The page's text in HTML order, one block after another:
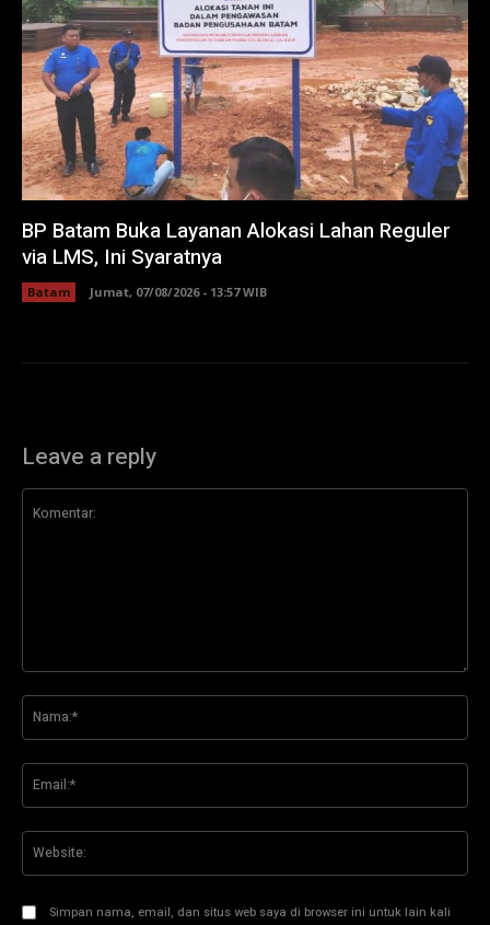
BP Batam Buka Layanan Alokasi Lahan Reguler
via LMS, Ini Syaratnya
Batam Jumat, 07/08/2026 - 13:57 WIB
Leave a reply
Simpan nama, email, dan situs web saya di browser ini untuk lain kali